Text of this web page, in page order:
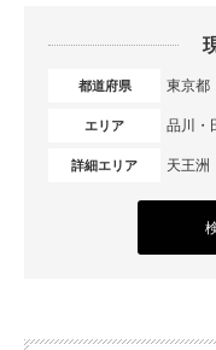
都道府県 東京都
エリア 品川・
詳細エリア 天王洲